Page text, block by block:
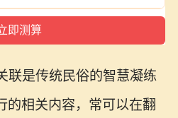
是传统民俗的智慧凝练
的相关内容，常可以在翻